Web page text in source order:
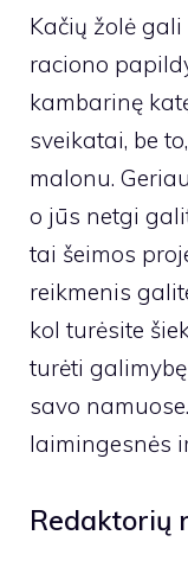
Kačių žolė
raciono
kambarinę
sveikatai, be
malonu.
o jūs netgi
tai šeimos
reikmenis
kol turėsite
turėti
savo
laimingesnės
Redaktorių